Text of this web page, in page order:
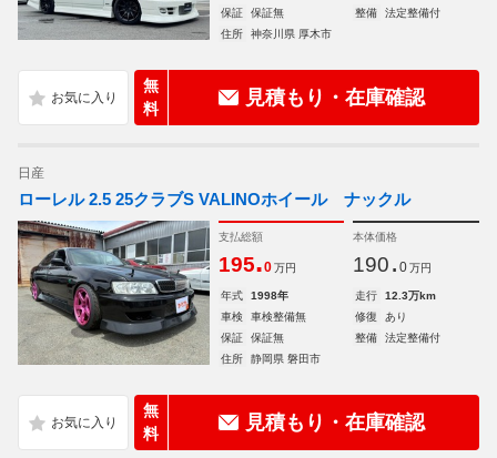
保証
保証無 整備
法定整備付
住所
神奈川県 厚木市
無
料
見積もり・在庫確認
日産
ローレル 2.5 25クラブS VALINOホイール ナックル
支払総額
195.0 万円
本体価格
190. 0 万円
年式 1998年 走行
12.3万km
車検
車検整備無 修復
あり
保証
保証無 整備
法定整備付
住所
静岡県 磐田市
無
料
見積もり・在庫確認